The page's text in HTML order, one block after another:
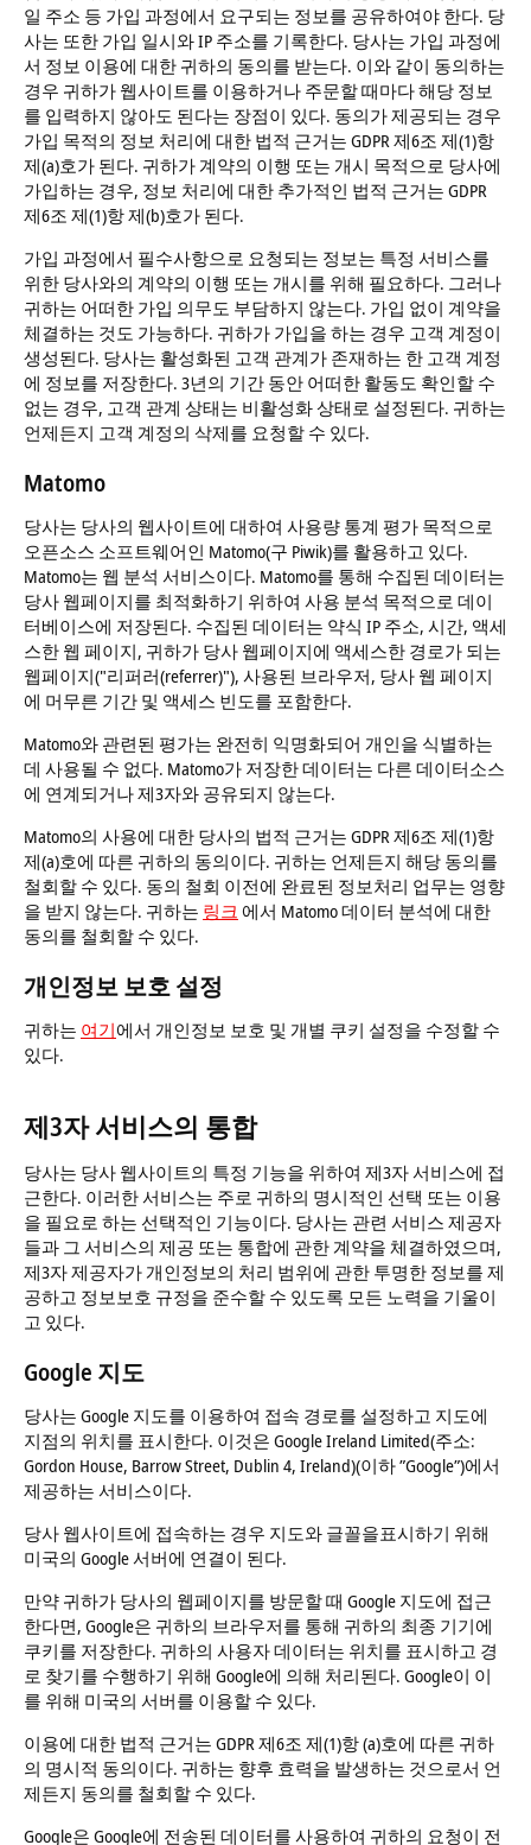
일 주소 등 가입 과정에서 요구되는 정보를 공유하여야 한다. 당
사는 또한 가입 일시와 IP 주소를 기록한다. 당사는 가입 과정에
서 정보 이용에 대한 귀하의 동의를 받는다. 이와 같이 동의하는
경우 귀하가 웹사이트를 이용하거나 주문할 때마다 해당 정보
를 입력하지 않아도 된다는 장점이 있다. 동의가 제공되는 경우
가입 목적의 정보 처리에 대한 법적 근거는 GDPR 제6조 제(1)항
제(a)호가 된다. 귀하가 계약의 이행 또는 개시 목적으로 당사에
가입하는 경우, 정보 처리에 대한 추가적인 법적 근거는 GDPR
제6조 제(1)항 제(b)호가 된다.
가입 과정에서 필수사항으로 요청되는 정보는 특정 서비스를
위한 당사와의 계약의 이행 또는 개시를 위해 필요하다. 그러나
귀하는 어떠한 가입 의무도 부담하지 않는다. 가입 없이 계약을
체결하는 것도 가능하다. 귀하가 가입을 하는 경우 고객 계정이
생성된다. 당사는 활성화된 고객 관계가 존재하는 한 고객 계정
에 정보를 저장한다. 3년의 기간 동안 어떠한 활동도 확인할 수
없는 경우, 고객 관계 상태는 비활성화 상태로 설정된다. 귀하는
언제든지 고객 계정의 삭제를 요청할 수 있다.
Matomo
당사는 당사의 웹사이트에 대하여 사용량 통계 평가 목적으로
오픈소스 소프트웨어인 Matomo(구 Piwik)를 활용하고 있다.
Matomo는 웹 분석 서비스이다. Matomo를 통해 수집된 데이터는
당사 웹페이지를 최적화하기 위하여 사용 분석 목적으로 데이
터베이스에 저장된다. 수집된 데이터는 약식 IP 주소, 시간, 액세
스한 웹 페이지, 귀하가 당사 웹페이지에 액세스한 경로가 되는
웹페이지("리퍼러(referrer)"), 사용된 브라우저, 당사 웹 페이지
에 머무른 기간 및 액세스 빈도를 포함한다.
Matomo와 관련된 평가는 완전히 익명화되어 개인을 식별하는
데 사용될 수 없다. Matomo가 저장한 데이터는 다른 데이터소스
에 연계되거나 제3자와 공유되지 않는다.
Matomo의 사용에 대한 당사의 법적 근거는 GDPR 제6조 제(1)항
제(a)호에 따른 귀하의 동의이다. 귀하는 언제든지 해당 동의를
철회할 수 있다. 동의 철회 이전에 완료된 정보처리 업무는 영향
을 받지 않는다. 귀하는 링크 에서 Matomo 데이터 분석에 대한
동의를 철회할 수 있다.
개인정보 보호 설정
귀하는 여기에서 개인정보 보호 및 개별 쿠키 설정을 수정할 수
있다.
제3자 서비스의 통합
당사는 당사 웹사이트의 특정 기능을 위하여 제3자 서비스에 접
근한다. 이러한 서비스는 주로 귀하의 명시적인 선택 또는 이용
을 필요로 하는 선택적인 기능이다. 당사는 관련 서비스 제공자
들과 그 서비스의 제공 또는 통합에 관한 계약을 체결하였으며,
제3자 제공자가 개인정보의 처리 범위에 관한 투명한 정보를 제
공하고 정보보호 규정을 준수할 수 있도록 모든 노력을 기울이
고 있다.
Google 지도
당사는 Google 지도를 이용하여 접속 경로를 설정하고 지도에
지점의 위치를 표시한다. 이것은 Google Ireland Limited(주소:
Gordon House, Barrow Street, Dublin 4, Ireland)(이하 ”Google”)에서
제공하는 서비스이다.
당사 웹사이트에 접속하는 경우 지도와 글꼴을표시하기 위해
미국의 Google 서버에 연결이 된다.
만약 귀하가 당사의 웹페이지를 방문할 때 Google 지도에 접근
한다면, Google은 귀하의 브라우저를 통해 귀하의 최종 기기에
쿠키를 저장한다. 귀하의 사용자 데이터는 위치를 표시하고 경
로 찾기를 수행하기 위해 Google에 의해 처리된다. Google이 이
를 위해 미국의 서버를 이용할 수 있다.
이용에 대한 법적 근거는 GDPR 제6조 제(1)항 (a)호에 따른 귀하
의 명시적 동의이다. 귀하는 향후 효력을 발생하는 것으로서 언
제든지 동의를 철회할 수 있다.
Google은 Google에 전송된 데이터를 사용하여 귀하의 요청이 전